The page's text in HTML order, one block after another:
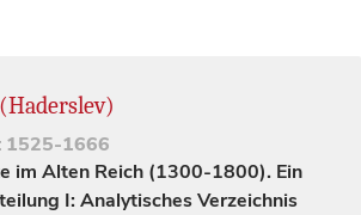
1525-1666
im Alten Reich (1300-1800). Ein
I: Analytisches Verzeichnis